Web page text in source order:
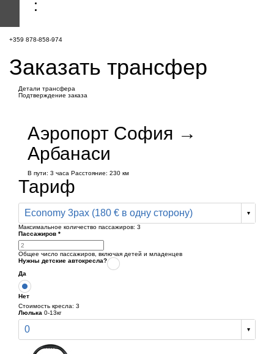
+359 878-858-974
Заказать трансфер
Детали трансфера
Подтверждение заказа
Аэропорт София →
Арбанаси
В пути: 3 часа Расстояние: 230 км
Тариф
Economy 3pax (180 € в одну сторону)
Максимальное количество пассажиров: 3
Пассажиров *
Общее число пассажиров, включая детей и младенцев
Нужны детские автокресла?
Да
Нет
Стоимость кресла: 3
Люлька 0-13кг
0